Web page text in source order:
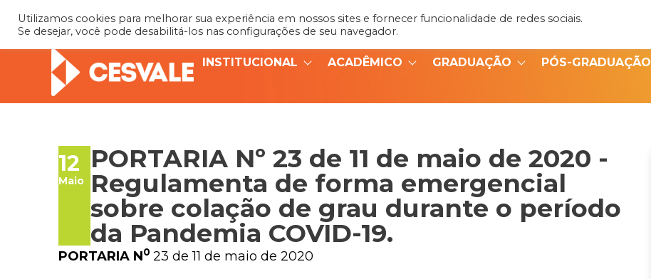
INSTITUCIONAL ACADÊMICO GRADUAÇÃO PÓS-GRADUAÇÃO
12
Maio
PORTARIA Nº 23 de 11 de maio de 2020 -
Regulamenta de forma emergencial
sobre colação de grau durante o período
da Pandemia COVID-19.
PORTARIA N0 23 de 11 de maio de 2020
Utilizamos cookies para melhorar sua experiência em nossos sites e fornecer funcionalidade de redes sociais.
Se desejar, você pode desabilitá-los nas configurações de seu navegador.